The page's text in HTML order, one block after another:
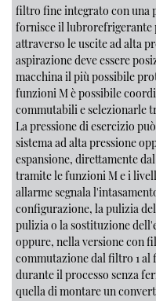
filtro fine integrato con una
fornisce il lubrorefrigerante
attraverso le uscite ad alta
aspirazione deve essere
macchina il più possibile
funzioni M è possibile
commutabili e selezionarle
La pressione di esercizio
sistema ad alta pressione
espansione, direttamente
tramite le funzioni M e i
allarme segnala
configurazione, la pulizia
pulizia o la sostituzione
oppure, nella versione con
commutazione dal filtro 1 al
durante il processo senza
quella di montare un